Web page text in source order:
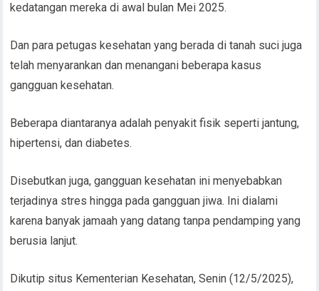
kedatangan mereka di awal bulan Mei 2025.
Dan para petugas kesehatan yang berada di tanah suci juga
telah menyarankan dan menangani beberapa kasus
gangguan kesehatan.
Beberapa diantaranya adalah penyakit fisik seperti jantung,
hipertensi, dan diabetes.
Disebutkan juga, gangguan kesehatan ini menyebabkan
terjadinya stres hingga pada gangguan jiwa. Ini dialami
karena banyak jamaah yang datang tanpa pendamping yang
berusia lanjut.
Dikutip situs Kementerian Kesehatan, Senin (12/5/2025),